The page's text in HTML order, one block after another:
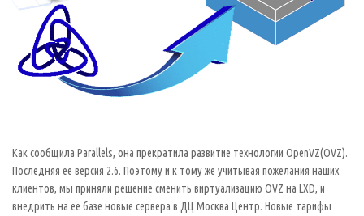
Как сообщила Parallels, она прекратила развитие технологии OpenVZ(OVZ).
Последняя ее версия 2.6. Поэтому и к тому же учитывая пожелания наших
клиентов, мы приняли решение сменить виртуализацию OVZ на LXD, и
внедрить на ее базе новые сервера в ДЦ Москва Центр. Новые тарифы